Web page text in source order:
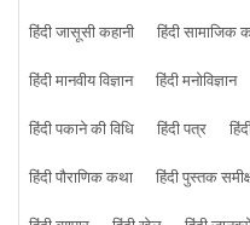
हिंदी जासूसी कहानी
हिंदी सामाजिक
हिंदी मानवीय विज्ञान
हिंदी मनोविज्ञान
हिंदी पकाने की विधि
हिंदी पत्र
हिंदी पौराणिक कथा
हिंदी पुस्तक